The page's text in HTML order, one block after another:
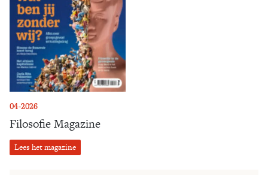
04-2026
Filosofie Magazine
Lees het magazine